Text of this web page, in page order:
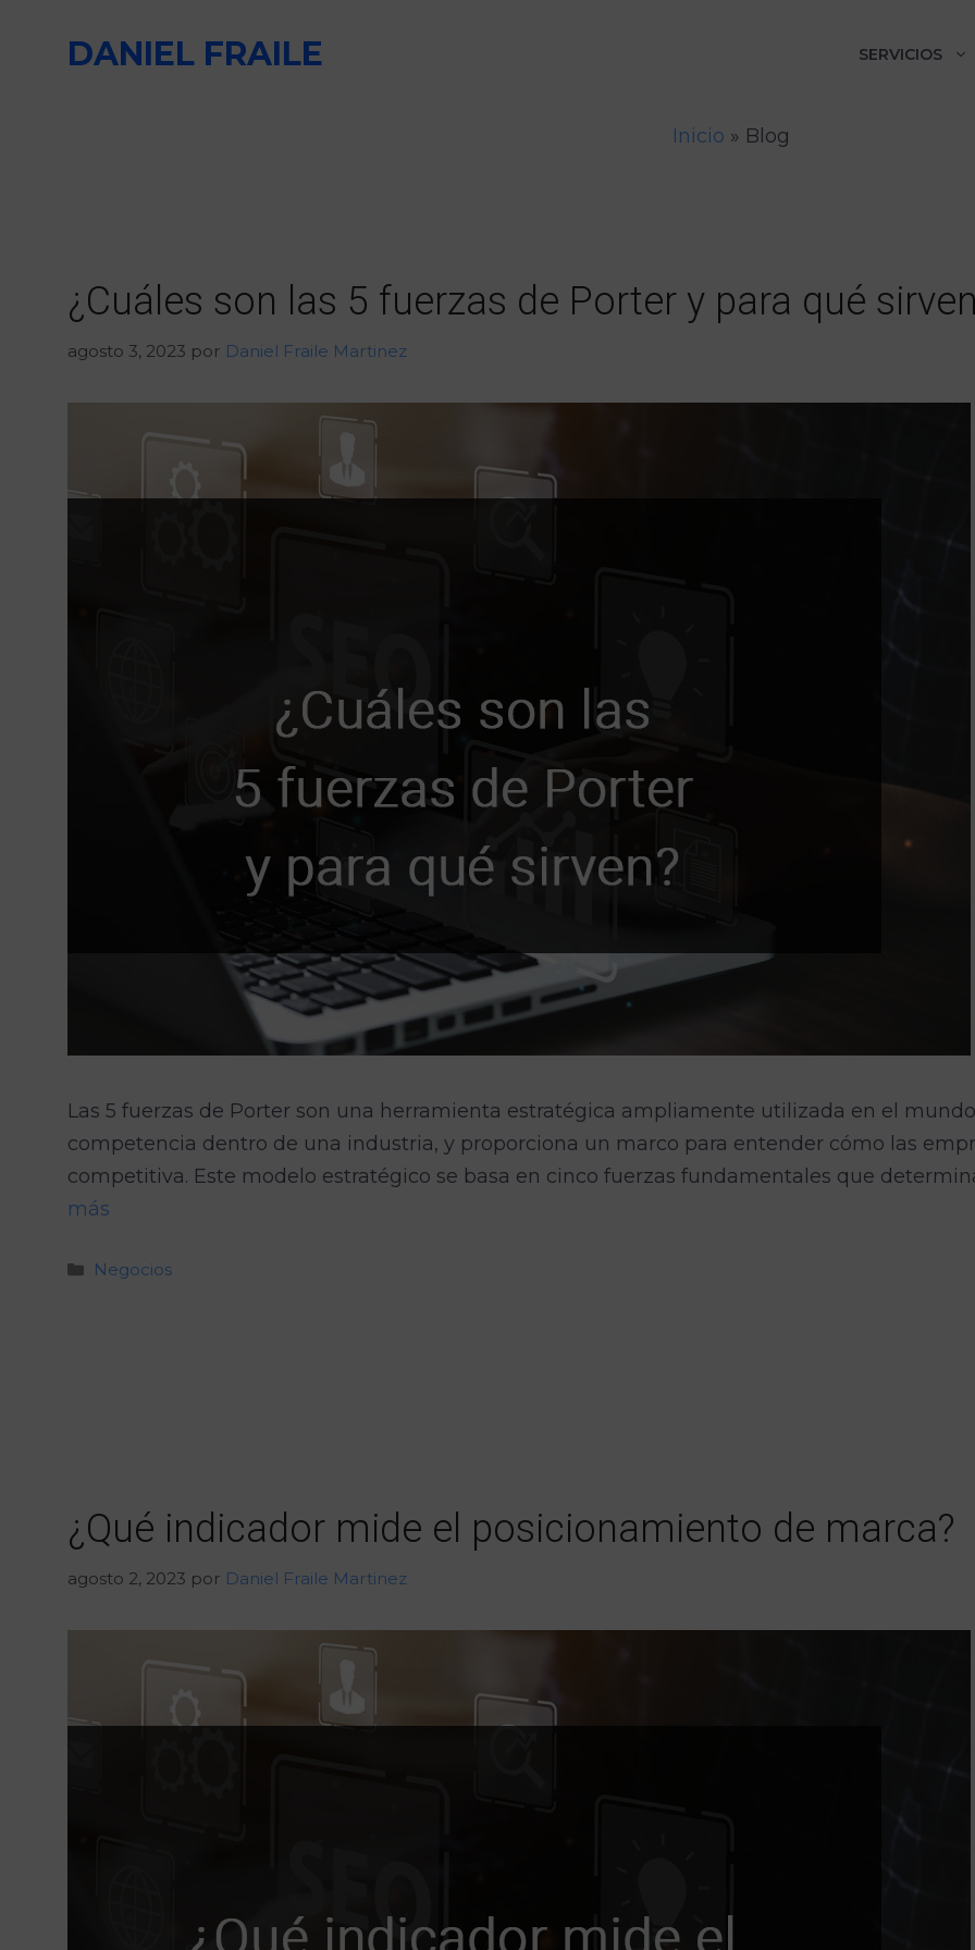
DANIEL FRAILE SERVICIOS
Inicio » Blog
¿Cuáles son las 5 fuerzas de Porter y para qué
agosto 3, 2023 por Daniel Fraile Martinez
Las 5 fuerzas de Porter son una herramienta estratégica ampliamente utilizada en el
competencia dentro de una industria, y proporciona un marco para entender cómo las
competitiva. Este modelo estratégico se basa en cinco fuerzas fundamentales que
más
Categorías
Negocios
¿Qué indicador mide el posicionamiento de marca?
agosto 2, 2023 por Daniel Fraile Martinez